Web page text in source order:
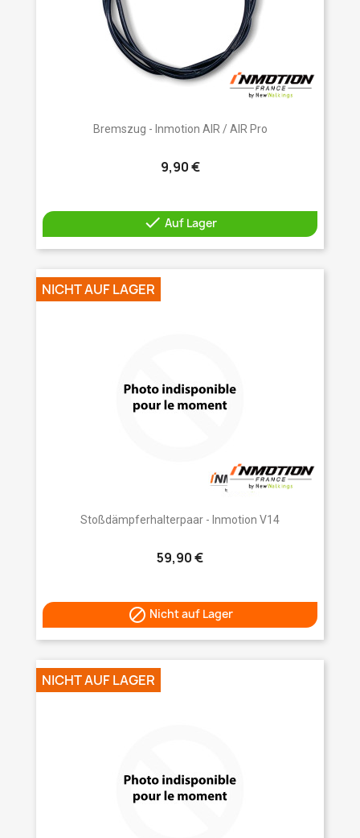
Bremszug - Inmotion AIR / AIR Pro
9,90 €
 Auf Lager
Stoßdämpferhalterpaar - Inmotion V14
59,90 €
 Nicht auf Lager
NICHT AUF LAGER
NICHT AUF LAGER